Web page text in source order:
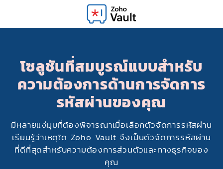
โซลูชันที่สมบูรณ์แบบสำหรับ
ความต้องการด้านการจัดการ
รหัสผ่านของคุณ
มีหลายแง่มุมที่ต้องพิจารณาเมื่อเลือกตัวจัดการรหัสผ่าน
เรียนรู้ว่าเหตุใด Zoho Vault จึงเป็นตัวจัดการรหัสผ่าน
ที่ดีที่สุดสำหรับความต้องการส่วนตัวและทางธุรกิจของ
คุณ